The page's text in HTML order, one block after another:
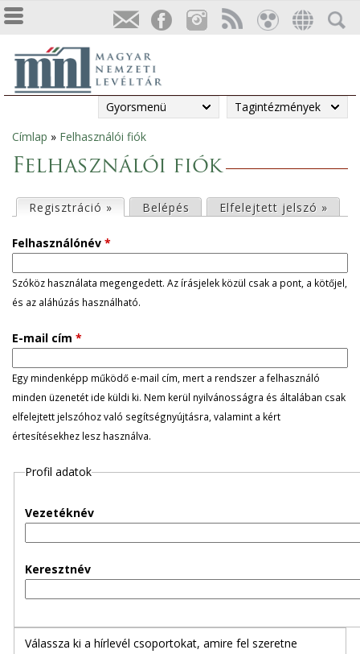
Gyorsmenü Tagintézmények
Jelenlegi
hely
Címlap » Felhasználói fiók
Felhasználói fiók
l
s
ő
d
l
e
g
e
Regisztráció » (aktív fül)
Belépés Elfelejtett jelszó »
Felhasználónév *
Szóköz használata megengedett. Az írásjelek közül csak a pont, a kötőjel,
és az aláhúzás használható.
E-mail cím *
Egy mindenképp működő e-mail cím, mert a rendszer a felhasználó
minden üzenetét ide küldi ki. Nem kerül nyilvánosságra és általában csak
elfelejtett jelszóhoz való segítségnyújtásra, valamint a kért
értesítésekhez lesz használva.
Profil adatok
Vezetéknév
Keresztnév
Válassza ki a hírlevél csoportokat, amire fel szeretne